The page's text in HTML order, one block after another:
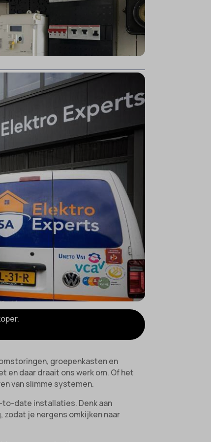
groepenkasten en
en daar draait ons werk om. Of het
van slimme systemen.
date installaties. Denk aan
zodat je nergens omkijken naar